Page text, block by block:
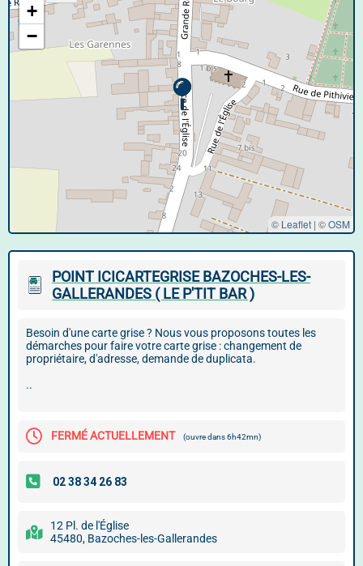
+
−
© Leaflet | ©OSM
POINT ICICARTEGRISE BAZOCHES-LES-
GALLERANDES ( LE P'TIT BAR )
Besoin d'une carte grise ? Nous vous proposons toutes les
démarches pour faire votre carte grise : changement de
propriétaire, d'adresse, demande de duplicata.
..
FERMÉ ACTUELLEMENT (ouvre dans 6h42mn)
12 Pl. de l'Église
45480, Bazoches-les-Gallerandes